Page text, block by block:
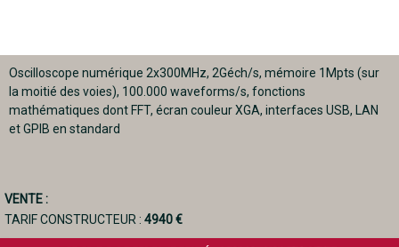
Oscilloscope numérique 2x300MHz, 2Géch/s, mémoire 1Mpts (sur
la moitié des voies), 100.000 waveforms/s, fonctions
mathématiques dont FFT, écran couleur XGA, interfaces USB, LAN
et GPIB en standard
VENTE :
TARIF CONSTRUCTEUR : 4940 €